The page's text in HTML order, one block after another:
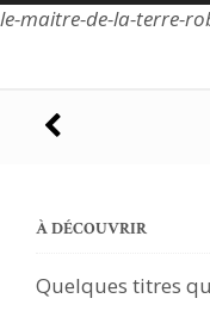
le-maitre-de-la-terre-
Navigation
articles
À DÉCOUVRIR
Quelques titres